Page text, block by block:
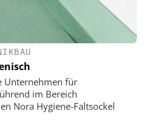
Unternehmen für
im Bereich
Nora Hygiene-Faltsockel